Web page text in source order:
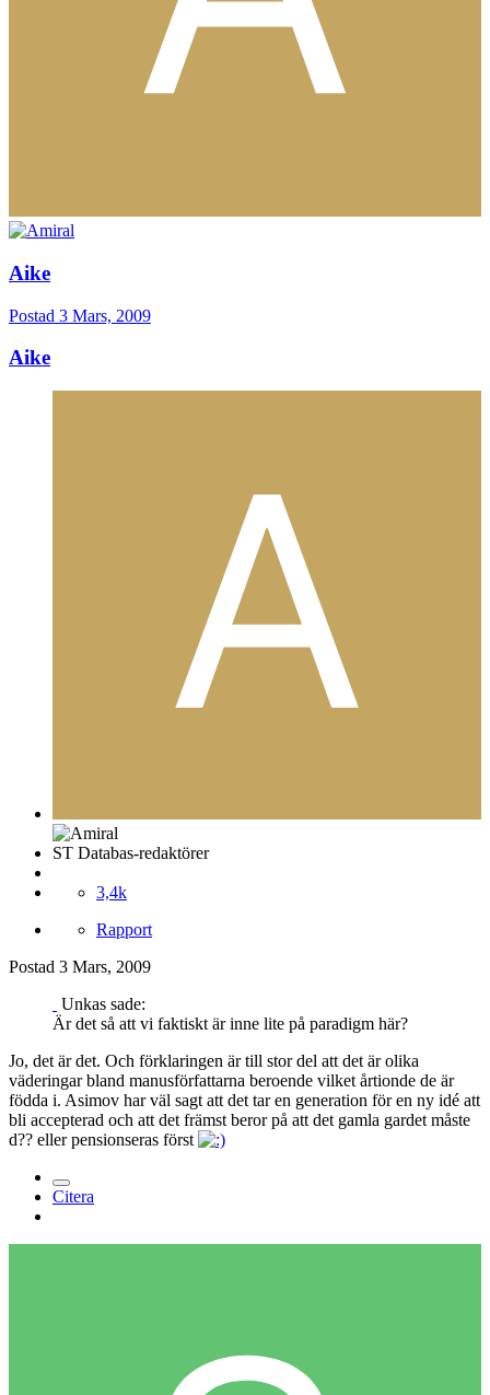
Aike
Postad 3 Mars, 2009
Aike
ST Databas-redaktörer
3,4k
Rapport
Postad 3 Mars, 2009
Unkas sade:
Är det så att vi faktiskt är inne lite på paradigm här?
Jo, det är det. Och förklaringen är till stor del att det är olika
väderingar bland manusförfattarna beroende vilket årtionde de är
födda i. Asimov har väl sagt att det tar en generation för en ny idé att
bli accepterad och att det främst beror på att det gamla gardet måste
d?? eller pensionseras först
Citera